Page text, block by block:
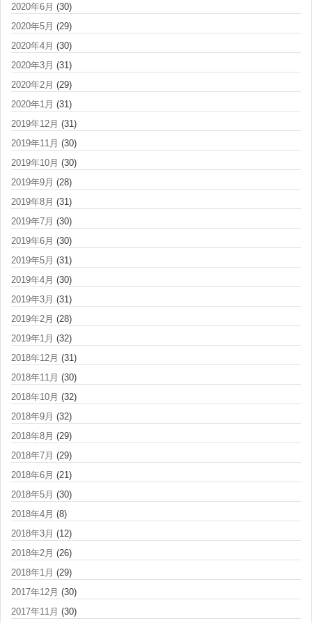
2020年6月 (30)
2020年5月 (29)
2020年4月 (30)
2020年3月 (31)
2020年2月 (29)
2020年1月 (31)
2019年12月 (31)
2019年11月 (30)
2019年10月 (30)
2019年9月 (28)
2019年8月 (31)
2019年7月 (30)
2019年6月 (30)
2019年5月 (31)
2019年4月 (30)
2019年3月 (31)
2019年2月 (28)
2019年1月 (32)
2018年12月 (31)
2018年11月 (30)
2018年10月 (32)
2018年9月 (32)
2018年8月 (29)
2018年7月 (29)
2018年6月 (21)
2018年5月 (30)
2018年4月 (8)
2018年3月 (12)
2018年2月 (26)
2018年1月 (29)
2017年12月 (30)
2017年11月 (30)